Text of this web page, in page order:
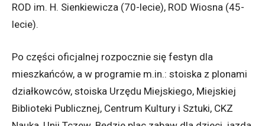
ROD im. H. Sienkiewicza (70-lecie), ROD Wiosna (45-
lecie).
Po części oficjalnej rozpocznie się festyn dla
mieszkańców, a w programie m.in.: stoiska z plonami
działkowców, stoiska Urzędu Miejskiego, Miejskiej
Biblioteki Publicznej, Centrum Kultury i Sztuki, CKZ